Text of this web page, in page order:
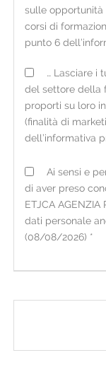
aggiornato è
www.etjca.it
essere raccolti:
•
consegna del
sezione per i
caricamento
•
o presso
Per i dati
l'interessato,
all'atto della
sulle opportunità
corsi di
punto 6
… Lasciare i
del settore della
proporti su loro
(finalità di
dell’informativa
Ai sensi e
di aver preso
ETJCA
dati personale
(08/08/2026) *